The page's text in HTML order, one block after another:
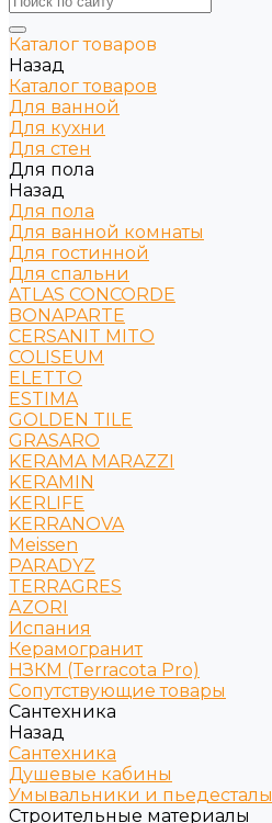
Каталог товаров
Назад
Каталог товаров
Для ванной
Для кухни
Для стен
Для пола
Назад
Для пола
Для ванной комнаты
Для гостинной
Для спальни
ATLAS CONCORDE
BONAPARTE
CERSANIT MITO
COLISEUM
ELETTO
ESTIMA
GOLDEN TILE
GRASARO
KERAMA MARAZZI
KERAMIN
KERLIFE
KERRANOVA
Meissen
PARADYZ
TERRAGRES
АZORI
Испания
Керамогранит
НЗКМ (Terracota Pro)
Сопутствующие товары
Сантехника
Назад
Сантехника
Душевые кабины
Умывальники и пьедесталы
Строительные материалы